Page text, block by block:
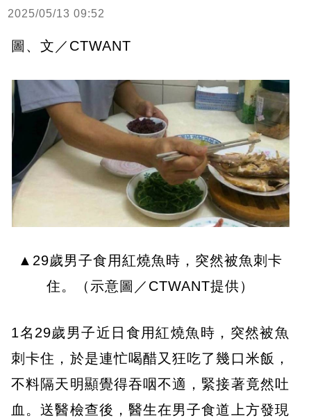
2025/05/13 09:52
圖、文／CTWANT
▲29歲男子食用紅燒魚時，突然被魚刺卡
住。（示意圖／CTWANT提供）
1名29歲男子近日食用紅燒魚時，突然被魚
刺卡住，於是連忙喝醋又狂吃了幾口米飯，
不料隔天明顯覺得吞咽不適，緊接著竟然吐
血。送醫檢查後，醫生在男子食道上方發現